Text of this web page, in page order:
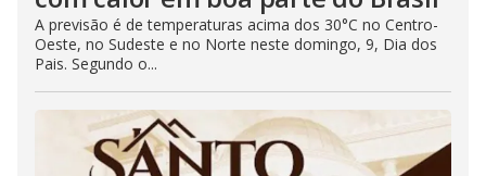
A previsão é de temperaturas acima dos 30°C no Centro-
Oeste, no Sudeste e no Norte neste domingo, 9, Dia dos
Pais. Segundo o...